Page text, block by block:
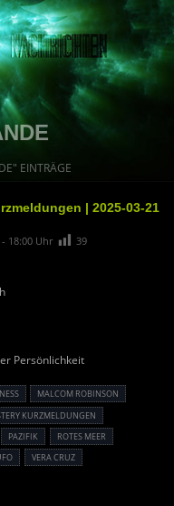
EINTRÄGE
| 2025-03-21
18:00 Uhr 39
Persönlichkeit
MALCOM ROBINSON
KURZMELDUNGEN
PAZIFIK
ROTES MEER
VERA CRUZ